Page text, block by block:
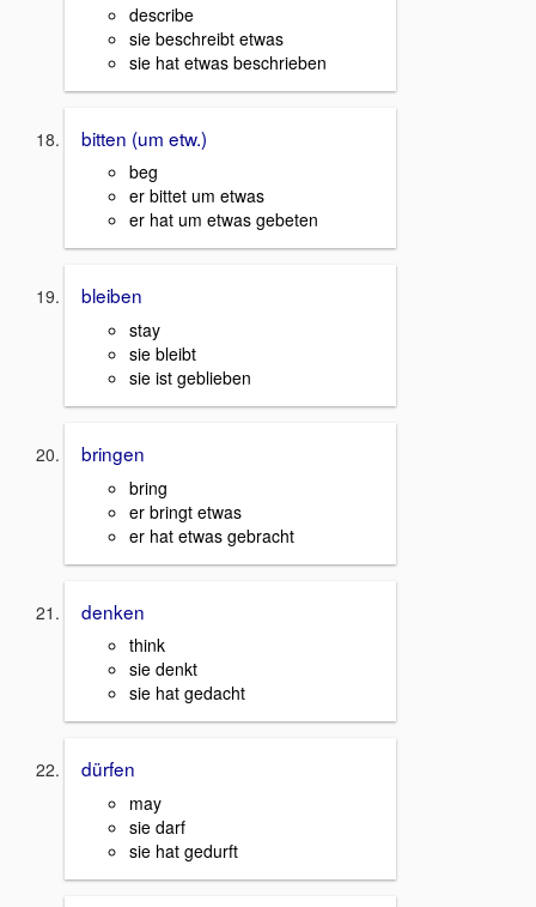
describe
sie beschreibt etwas
sie hat etwas beschrieben
bitten (um etw.)
beg
er bittet um etwas
er hat um etwas gebeten
bleiben
stay
sie bleibt
sie ist geblieben
bringen
bring
er bringt etwas
er hat etwas gebracht
denken
think
sie denkt
sie hat gedacht
dürfen
may
sie darf
sie hat gedurft